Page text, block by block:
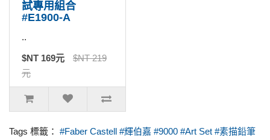
試專用組合
#E1900-A
..
$NT 169元
$NT 219
元
Tags 標籤： #Faber Castell #輝伯嘉 #9000 #Art Set #素描鉛筆